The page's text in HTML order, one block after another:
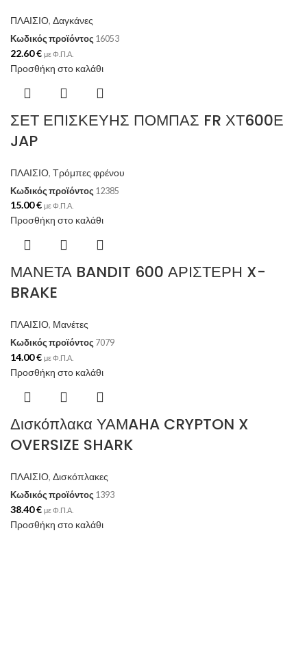
ΠΛΑΙΣΙΟ, Δαγκάνες
Κωδικός προϊόντος 16053
22.60€ με Φ.Π.Α.
Προσθήκη στο καλάθι
ΣΕΤ ΕΠΙΣΚΕΥΗΣ ΠΟΜΠΑΣ FR ΧΤ600Ε
JAP
ΠΛΑΙΣΙΟ, Τρόμπες φρένου
Κωδικός προϊόντος 12385
15.00€ με Φ.Π.Α.
Προσθήκη στο καλάθι
ΜΑΝΕΤΑ BANDIT 600 ΑΡΙΣΤΕΡΗ X-
BRAKE
ΠΛΑΙΣΙΟ, Μανέτες
Κωδικός προϊόντος 7079
14.00€ με Φ.Π.Α.
Προσθήκη στο καλάθι
Δισκόπλακα ΥΑΜAHA CRYPTON X
OVERSIZE SHARK
ΠΛΑΙΣΙΟ, Δισκόπλακες
Κωδικός προϊόντος 1393
38.40€ με Φ.Π.Α.
Προσθήκη στο καλάθι